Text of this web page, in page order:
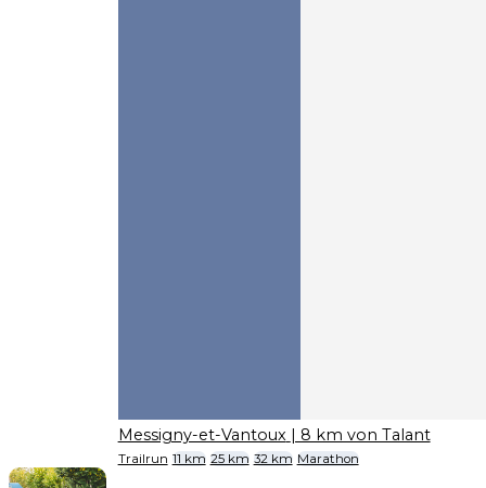
Messigny-et-Vantoux | 8 km von Talant
Trailrun 11 km 25 km 32 km Marathon